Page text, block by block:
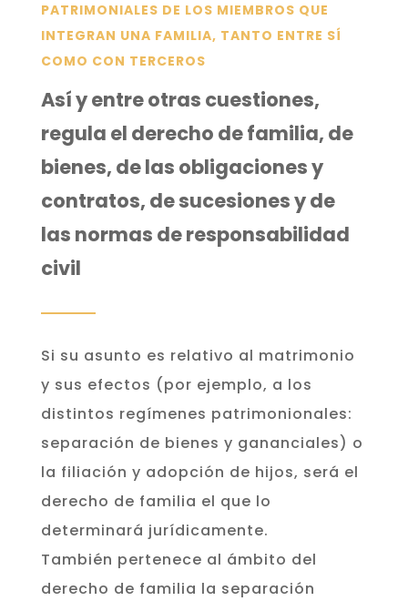
PATRIMONIALES DE LOS MIEMBROS QUE
INTEGRAN UNA FAMILIA, TANTO ENTRE SÍ
COMO CON TERCEROS
Así y entre otras cuestiones,
regula el derecho de familia, de
bienes, de las obligaciones y
contratos, de sucesiones y de
las normas de responsabilidad
civil
Si su asunto es relativo al matrimonio
y sus efectos (por ejemplo, a los
distintos regímenes patrimonionales:
separación de bienes y gananciales) o
la filiación y adopción de hijos, será el
derecho de familia el que lo
determinará jurídicamente.
También pertenece al ámbito del
derecho de familia la separación